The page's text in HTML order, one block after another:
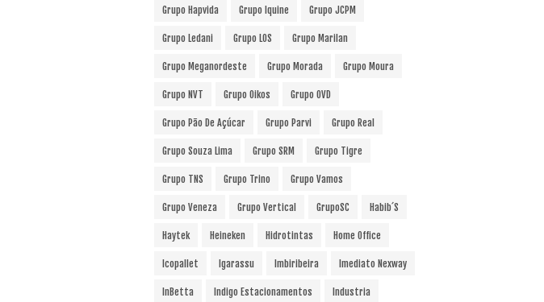
Grupo Hapvida Grupo Iquine Grupo JCPM
Grupo Ledani Grupo LOS Grupo Marilan
Grupo Meganordeste Grupo Morada Grupo Moura
Grupo NVT Grupo Oikos Grupo OVD
Grupo Pão De Açúcar Grupo Parvi Grupo Real
Grupo Souza Lima Grupo SRM Grupo Tigre
Grupo TNS Grupo Trino Grupo Vamos
Grupo Veneza Grupo Vertical GrupoSC Habib´s
Haytek Heineken Hidrotintas Home Office
Icopallet Igarassu Imbiribeira Imediato Nexway
InBetta Indigo Estacionamentos Industria